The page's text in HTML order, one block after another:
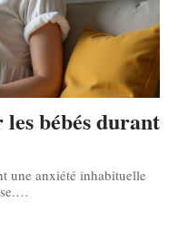
bébés durant
une anxiété inhabituelle
…